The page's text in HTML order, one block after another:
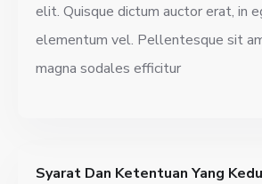
elit. Quisque dictum auctor erat, in
elementum vel. Pellentesque sit
magna sodales efficitur
Syarat Dan Ketentuan Yang